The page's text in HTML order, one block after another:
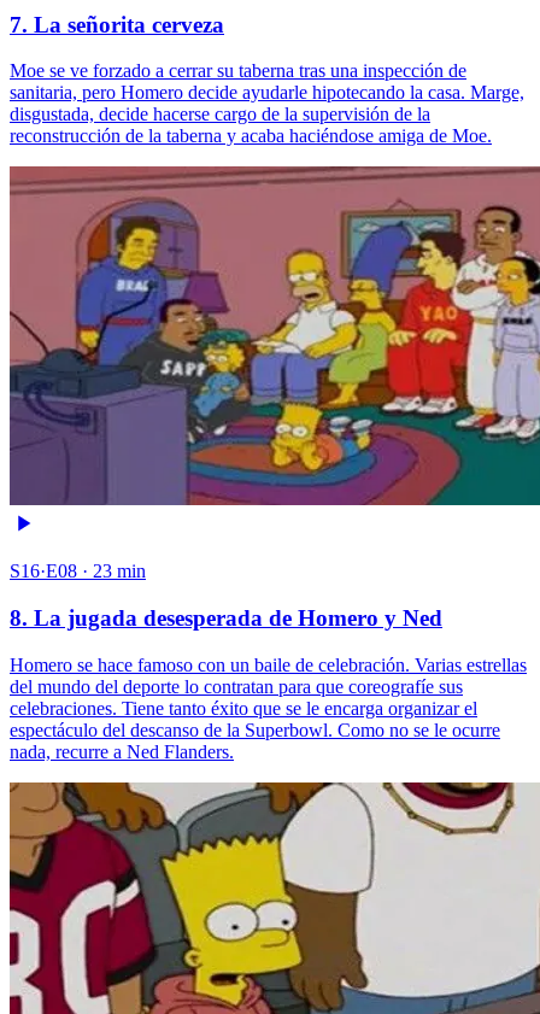
7. La señorita cerveza
Moe se ve forzado a cerrar su taberna tras una inspección de
sanitaria, pero Homero decide ayudarle hipotecando la casa. Marge,
disgustada, decide hacerse cargo de la supervisión de la
reconstrucción de la taberna y acaba haciéndose amiga de Moe.
S16·E08 · 23 min
8. La jugada desesperada de Homero y Ned
Homero se hace famoso con un baile de celebración. Varias estrellas
del mundo del deporte lo contratan para que coreografíe sus
celebraciones. Tiene tanto éxito que se le encarga organizar el
espectáculo del descanso de la Superbowl. Como no se le ocurre
nada, recurre a Ned Flanders.